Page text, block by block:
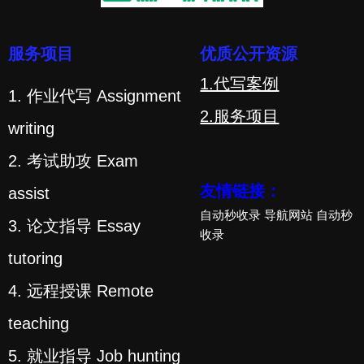
服务项目
1. 作业代写 Assignment
writing
2. 考试助攻 Exam
assist
3. 论文指导 Essay
tutoring
4. 远程授课 Remote
teaching
5. 就业指导 Job hunting
优质公开资源
1.代写案例
2.服务项目
友情链接：
自动秒收录 导航网站 自动秒
收录